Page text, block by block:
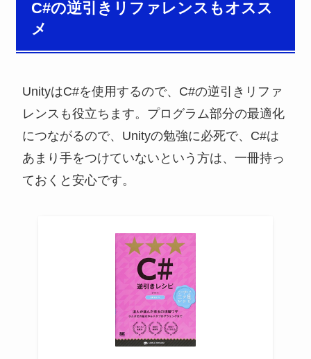
C#の逆引きリファレンスもオスス
メ
UnityはC#を使用するので、C#の逆引きリファ
レンスも役立ちます。プログラム部分の最適化
につながるので、Unityの勉強に必死で、C#は
あまり手をつけていないという方は、一冊持っ
ておくと安心です。